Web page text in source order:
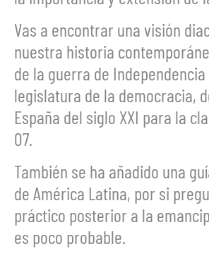
Vas a encontrar una visión
nuestra historia
de la guerra de
legislatura de la democracia,
España del siglo XXI para la
07.
También se ha añadido una
de América Latina, por si
práctico posterior a la
es poco probable.